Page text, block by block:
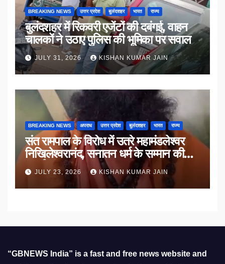
BREAKING NEWS उत्तर प्रदेश बुलंदशहर भारत राज्य
बुलंदशहर में रिकवरी एजेंटों की दबंगई, वाहन
चालकों ने उठाए पुलिस की भूमिका पर सवाल
JULY 31, 2026 KISHAN KUMAR JAIN
BREAKING NEWS अपराध उत्तर प्रदेश बुलंदशहर भारत राज्य
संत रामपाल के विरोध में उतरे महामंडलेश्वर
निखिलेश्वरानंद, सनातन धर्म के सम्मान की
उठाई मांग
JULY 23, 2026 KISHAN KUMAR JAIN
“GBNEWS India” is a fast and free news website and